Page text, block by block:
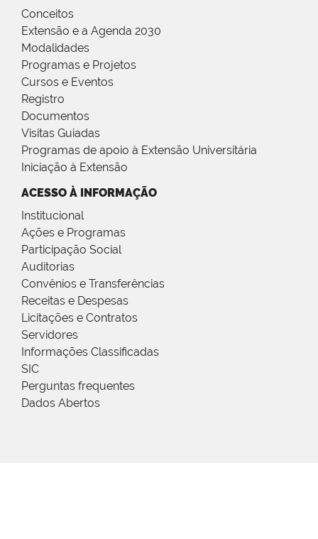
Conceitos
Extensão e a Agenda 2030
Modalidades
Programas e Projetos
Cursos e Eventos
Registro
Documentos
Visitas Guiadas
Programas de apoio à Extensão Universitária
Iniciação à Extensão
ACESSO À INFORMAÇÃO
Institucional
Ações e Programas
Participação Social
Auditorias
Convênios e Transferências
Receitas e Despesas
Licitações e Contratos
Servidores
Informações Classificadas
SIC
Perguntas frequentes
Dados Abertos